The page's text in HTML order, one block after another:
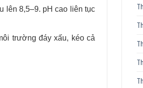
lên 8,5–9. pH cao liên tục
trường đáy xấu, kéo cả